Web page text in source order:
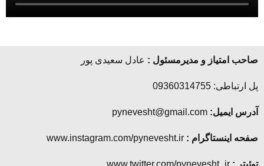
صاحب امتیاز و مدیرمسئول : عادل سعیدی پور
پل ارتباطی: 09360314755
آدرس ایمیل:
صفحه اینستاگرام :
توئیتر :